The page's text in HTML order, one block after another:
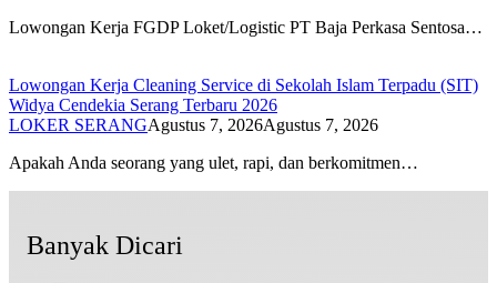
Lowongan Kerja FGDP Loket/Logistic PT Baja Perkasa Sentosa…
Lowongan Kerja Cleaning Service di Sekolah Islam Terpadu (SIT)
Widya Cendekia Serang Terbaru 2026
LOKER SERANGAgustus 7, 2026Agustus 7, 2026
Apakah Anda seorang yang ulet, rapi, dan berkomitmen…
Banyak Dicari